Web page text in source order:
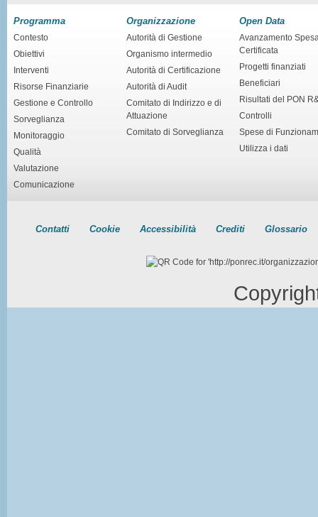
Programma
Contesto
Obiettivi
Interventi
Risorse Finanziarie
Gestione e Controllo
Sorveglianza
Monitoraggio
Qualità
Valutazione
Comunicazione
Organizzazione
Autorità di Gestione
Organismo intermedio
Autorità di Certificazione
Autorità di Audit
Comitato di Indirizzo e di
Attuazione
Comitato di Sorveglianza
Open Data
Avanzamento
Certificata
Progetti finanziati
Beneficiari
Risultati del PON
Controlli
Spese di
Utilizza i dati
Contatti Cookie Accessibilità Crediti Glossario